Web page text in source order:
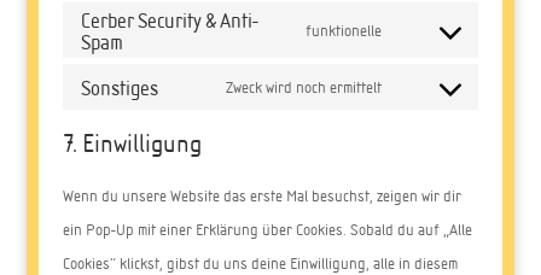
wordpress
cookie-
gdpr
Cerber Security & Anti-
Spam
funktionelle
Consent
Sonstiges Zweck wird noch ermittelt
Consent
sonstiges
7. Einwilligung
Wenn du unsere Website das erste Mal besuchst, zeigen wir dir
ein Pop-Up mit einer Erklärung über Cookies. Sobald du auf „Alle
Cookies“ klickst, gibst du uns deine Einwilligung, alle in diesem